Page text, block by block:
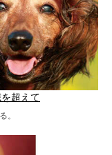
超えて
。